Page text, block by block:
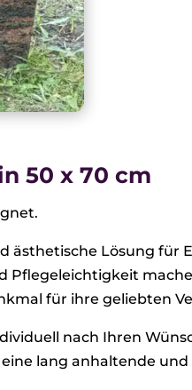
50 x 70 cm
ästhetische Lösung für
für ihre geliebten
nach Ihren
lang anhaltende